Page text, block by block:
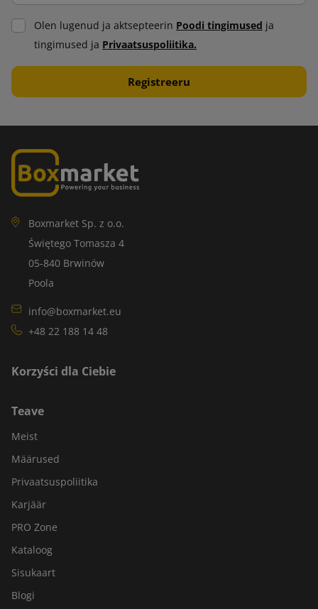
Olen lugenud ja aktsepteerin Poodi tingimused ja
tingimused ja Privaatsuspoliitika.
Boxmarket Sp. z o.o.
Świętego Tomasza 4
05-840 Brwinów
Poola
info@boxmarket.eu
+48 22 188 14 48
Korzyści dla Ciebie
Teave
Meist
Määrused
Privaatsuspoliitika
Karjäär
PRO Zone
Kataloog
Sisukaart
Blogi